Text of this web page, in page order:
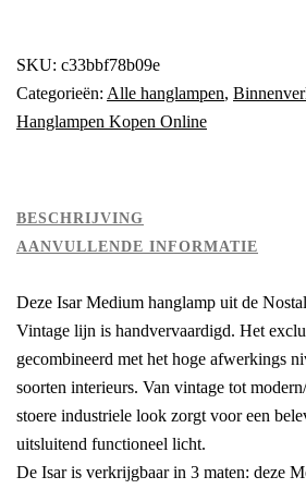
SKU: c33bbf78b09e
Categorieën: Alle hanglampen,
Hanglampen Kopen Online
BESCHRIJVING
AANVULLENDE INFORMATIE
Deze Isar Medium hanglamp uit de
Vintage lijn is handvervaardigd. Het
gecombineerd met het hoge afwerkings
soorten interieurs. Van vintage tot
stoere industriele look zorgt voor een
uitsluitend functioneel licht.
De Isar is verkrijgbaar in 3 maten: deze